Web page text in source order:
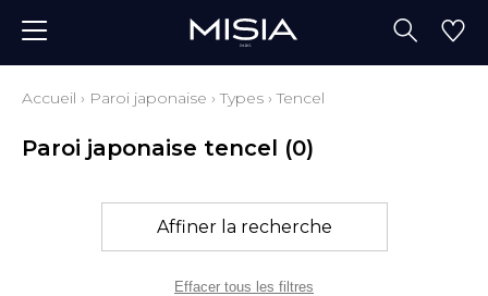
Accueil › Paroi japonaise ›Types ›Tencel
Paroi japonaise tencel (0)
Affiner la recherche
Effacer tous les filtres